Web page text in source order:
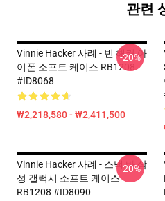
관련
Vinnie Hacker 사례 - 빈 해커 아
이폰 소프트 케이스 RB1208
#ID8068
₩2,218,580 - ₩2,411,500
-20%
Vinnie Hacker 사례 - 스낵 바 삼
성 갤럭시 소프트 케이스
RB1208 #ID8090
-20%